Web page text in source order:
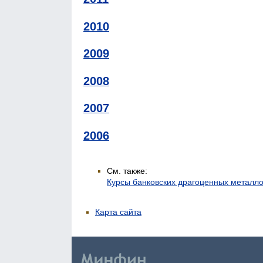
2010
2009
2008
2007
2006
См. также:
Курсы банковских драгоценных
Карта сайта